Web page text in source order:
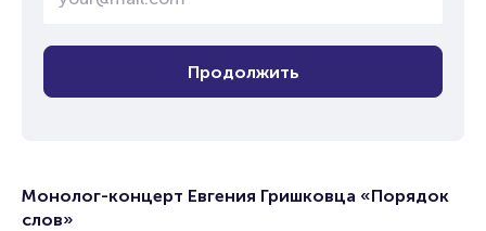
Продолжить
Монолог-концерт Евгения Гришковца «Порядок
слов»